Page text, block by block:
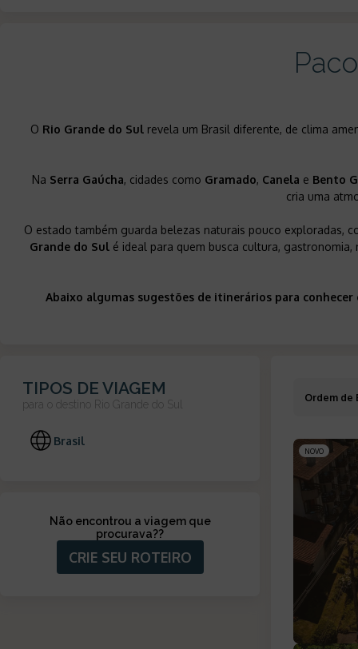
O Rio Grande do Sulrevela um Brasil diferente, de clima
Na Serra Gaúcha, cidades como Gramado, Canela e Bento
cria uma
O estado também guarda belezas naturais pouco exploradas,
Grande do Sulé ideal para quem busca cultura,
Abaixo algumas sugestões de itinerários para
TIPOS DE VIAGEM
para o destino Rio Grande do Sul
Brasil
Não encontrou a viagem que
procurava??
CRIE SEU ROTEIRO
Ordem de
NOVO